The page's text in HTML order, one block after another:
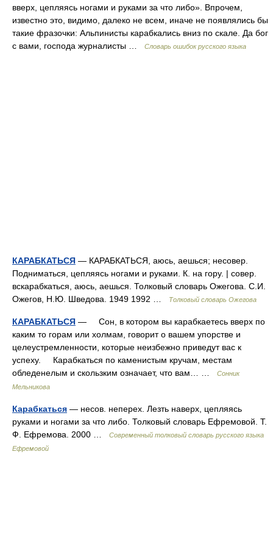
вверх, цепляясь ногами и руками за что либо». Впрочем,
известно это, видимо, далеко не всем, иначе не появлялись бы
такие фразочки: Альпинисты карабкались вниз по скале. Да бог
с вами, господа журналисты …
Словарь ошибок русского языка
КАРАБКАТЬСЯ — КАРАБКАТЬСЯ, аюсь, аешься; несовер.
Подниматься, цепляясь ногами и руками. К. на гору. | совер.
вскарабкаться, аюсь, аешься. Толковый словарь Ожегова. С.И.
Ожегов, Н.Ю. Шведова. 1949 1992 …
Толковый словарь Ожегова
КАРАБКАТЬСЯ — Сон, в котором вы карабкаетесь вверх по
каким то горам или холмам, говорит о вашем упорстве и
целеустремленности, которые неизбежно приведут вас к
успеху. Карабкаться по каменистым кручам, местам
обледенелым и скользким означает, что вам… …
Сонник
Мельникова
Карабкаться — несов. неперех. Лезть наверх, цепляясь
руками и ногами за что либо. Толковый словарь Ефремовой. Т.
Ф. Ефремова. 2000 …
Современный толковый словарь русского языка
Ефремовой